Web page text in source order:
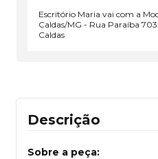
Escritório Maria vai com a
Caldas/MG - Rua Paraíba
Caldas
Descrição
Sobre a peça: